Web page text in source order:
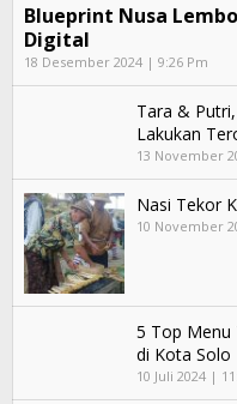
Blueprint Nusa
Digital
18 Desember 2024 | 9:26 Pm
Tara &
Lakukan
13 November
Nasi Tekor
10 November
5 Top Menu
di Kota Solo
10 Juli 2024 |